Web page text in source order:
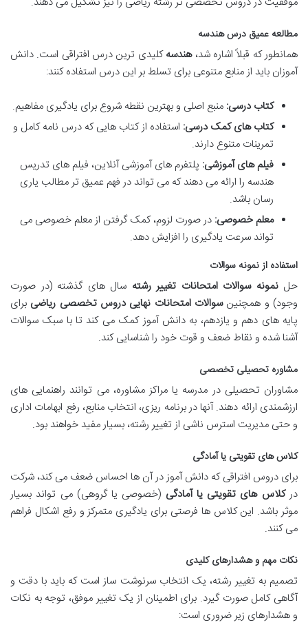
مطالعه عمیق درس هندسه
همانطور که قبلاً اشاره شد،هندسهکلیدی ترین درس افتراقی است. دانش
آموزان باید از منابع متنوعی برای تسلط بر این درس استفاده کنند:
کتاب درسی: منبع اصلی و بهترین نقطه شروع برای یادگیری مفاهیم.
کتاب های کمک درسی: استفاده از کتاب هایی که درس نامه کامل و
تمرینات متنوع دارند.
فیلم های آموزشی: پلتفرم های آموزشی آنلاین، فیلم های تدریس
هندسه را ارائه می دهند که می تواند در فهم عمیق تر مطالب یاری
رسان باشد.
معلم خصوصی: در صورت لزوم، کمک گرفتن از معلم خصوصی می
تواند سرعت یادگیری را افزایش دهد.
استفاده از نمونه سوالات
حلنمونه سوالات امتحانات تغییر رشته سال های گذشته (در صورت
وجود) و همچنینسوالات امتحانات نهایی دروس تخصصی ریاضی برای
پایه های دهم و یازدهم، به دانش آموز کمک می کند تا با سبک سوالات
آشنا شده و نقاط ضعف و قوت خود را شناسایی کند.
مشاوره تحصیلی تخصصی
مشاوران تحصیلی در مدرسه یا مراکز مشاوره، می توانند راهنمایی های
ارزشمندی ارائه دهند. آنها در برنامه ریزی، انتخاب منابع، رفع ابهامات اداری
و حتی مدیریت استرس ناشی از تغییر رشته، بسیار مفید خواهند بود.
کلاس های تقویتی یا آمادگی
برای دروس افتراقی که دانش آموز در آن ها احساس ضعف می کند، شرکت
درکلاس های تقویتی یا آمادگی (خصوصی یا گروهی) می تواند بسیار
موثر باشد. این کلاس ها فرصتی برای یادگیری متمرکز و رفع اشکال فراهم
می کنند.
نکات مهم و هشدارهای کلیدی
تصمیم به تغییر رشته، یک انتخاب سرنوشت ساز است که باید با دقت و
آگاهی کامل صورت گیرد. برای اطمینان از یک تغییر موفق، توجه به نکات
و هشدارهای زیر ضروری است: